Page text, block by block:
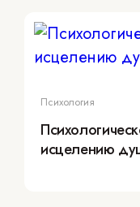
Психология
исцелению